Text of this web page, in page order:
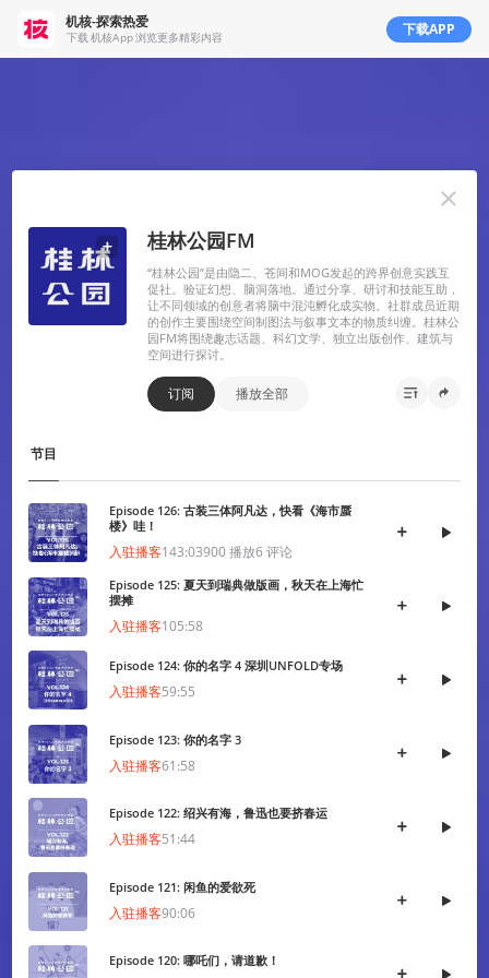
机核从2010年开始一直致力于分享游戏玩家的生活，以及深入探讨游戏相关的文化。我们开发原创的播客
以及视频节目，一直在不断寻找民间高质量的内容创作者。
我们坚信游戏不止是游戏，游戏中包含的科学，文化，历史等各个层面的知识和故事，它们同时也会辐射
到二次元甚至电影的领域，这些内容非常值得分享给热爱游戏的您。
增值电信业务经营许可证 京B2-20191060
网络文化经营许可证京网文[2024]1733-082号
京公网安备 11010502036937号
出版物经营许可证 新出发京零字第朝260115号
联系我们 / CONTACT US 投稿须知
工作招聘
Copyright © 2009 - 2024 GAMECORES. All Rights Reserved
机核-探索热爱
下载 机核App 浏览更多精彩内容 下载APP
桂林公园FM
“桂林公园”是由隐二、苍间和MOG发起的跨界创意实践互
促社。验证幻想、脑洞落地。通过分享、研讨和技能互助，
让不同领域的创意者将脑中混沌孵化成实物。社群成员近期
的创作主要围绕空间制图法与叙事文本的物质纠缠。桂林公
园FM将围绕趣志话题、科幻文学、独立出版创作、建筑与
空间进行探讨。
订阅 播放全部
节目
Episode 126: 古装三体阿凡达，快看《海市蜃
楼》哇！
入驻播客143:03900播放6评论
Episode 125: 夏天到瑞典做版画，秋天在上海忙
摆摊
入驻播客105:58
Episode 124: 你的名字 4 深圳UNFOLD专场
入驻播客59:55
Episode 123: 你的名字 3
入驻播客61:58
Episode 122: 绍兴有海，鲁迅也要挤春运
入驻播客51:44
Episode 121: 闲鱼的爱欲死
入驻播客90:06
Episode 120: 哪吒们，请道歉！